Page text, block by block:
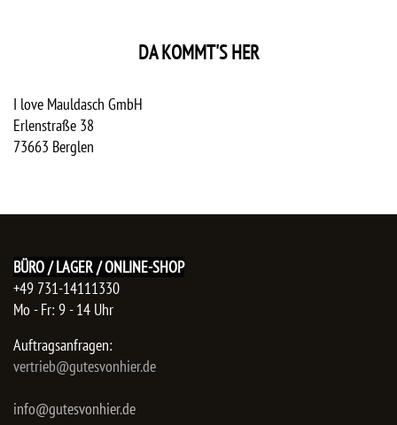
DA KOMMT'S HER
I love Mauldasch GmbH
Erlenstraße 38
73663 Berglen
BÜRO / LAGER / ONLINE-SHOP
+49 731-14111330
Mo - Fr: 9 - 14 Uhr
Auftragsanfragen:
​vertrieb@gutesvonhier.de
info@gutesvonhier.de